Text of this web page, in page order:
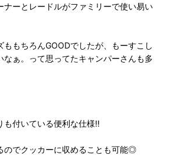
ナーとレードルがファミリーで使い易い
ももちろんGOODでしたが、もーすこし
なぁ。って思ってたキャンパーさんも多
も付いている便利な仕様‼︎
のでクッカーに収めることも可能◎